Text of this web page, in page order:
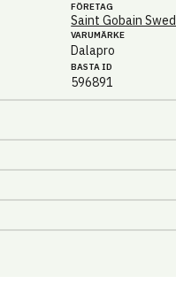
FÖRETAG
Saint Gobain
VARUMÄRKE
Dalapro
BASTA ID
596891